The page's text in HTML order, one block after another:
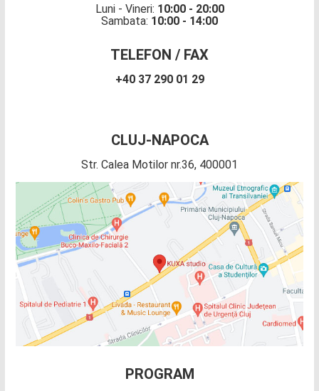
Luni - Vineri: 10:00 - 20:00
Sambata: 10:00 - 14:00
TELEFON / FAX
+40 37 290 01 29
CLUJ-NAPOCA
Str. Calea Motilor nr.36, 400001
PROGRAM